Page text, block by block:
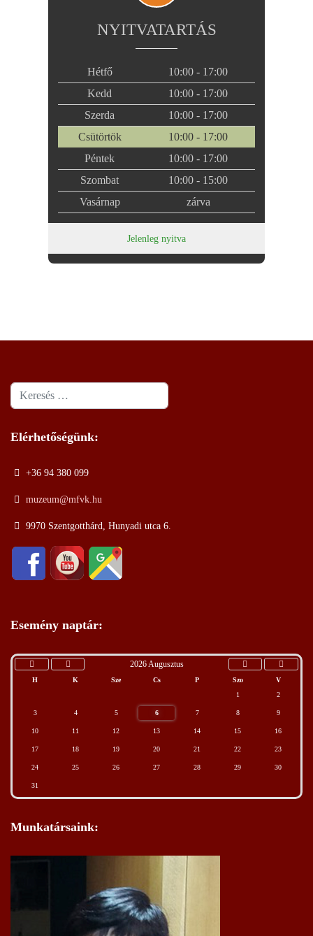
NYITVATARTÁS
Hétfő
10:00 - 17:00
Kedd
10:00 - 17:00
Szerda
10:00 - 17:00
Csütörtök
10:00 - 17:00
Péntek
10:00 - 17:00
Szombat
10:00 - 15:00
Vasárnap
zárva
Jelenleg nyitva
Keresés
Elérhetőségünk:
+36 94 380 099
muzeum@mfvk.hu
9970 Szentgotthárd, Hunyadi utca 6.
Esemény naptár:
2026 Augusztus
H K Sze Cs P Szo
V
1
2
3 4 5 6 7 8 9
10 11 12 13 14 15 16
17 18 19 20 21 22 23
24 25 26 27 28 29 30
31
Munkatársaink: